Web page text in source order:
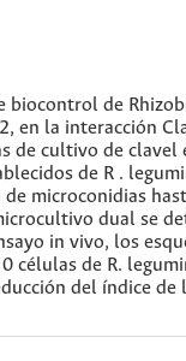
biocontrol de
en la interacción
de cultivo de clavel
de R .
microconidias
dual se
in vivo, los
células de R.
del índice